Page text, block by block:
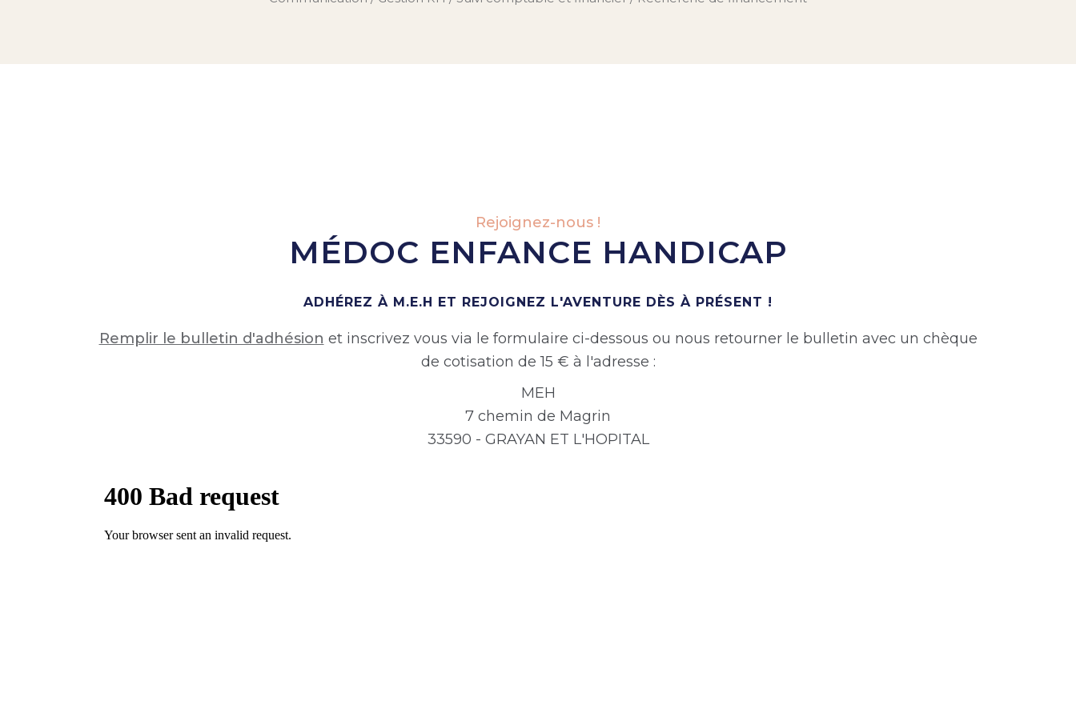
Rejoignez-nous !
MÉDOC ENFANCE HANDICAP
ADHÉREZ À M.E.H ET REJOIGNEZ L'AVENTURE DÈS À PRÉSENT !
Remplir le bulletin d'adhésion et inscrivez vous via le formulaire ci-dessous ou nous retourner le bulletin avec un chèque
de cotisation de 15 € à l'adresse :
MEH
7 chemin de Magrin
33590 - GRAYAN ET L'HOPITAL